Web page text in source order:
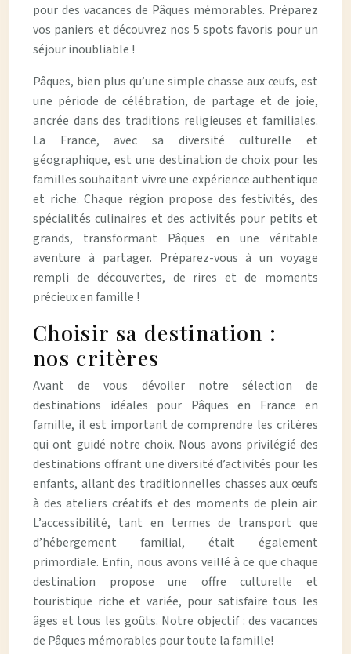
pour des vacances de Pâques mémorables. Préparez
vos paniers et découvrez nos 5 spots favoris pour un
séjour inoubliable !
Pâques, bien plus qu’une simple chasse aux œufs, est
une période de célébration, de partage et de joie,
ancrée dans des traditions religieuses et familiales.
La France, avec sa diversité culturelle et
géographique, est une destination de choix pour les
familles souhaitant vivre une expérience authentique
et riche. Chaque région propose des festivités, des
spécialités culinaires et des activités pour petits et
grands, transformant Pâques en une véritable
aventure à partager. Préparez-vous à un voyage
rempli de découvertes, de rires et de moments
précieux en famille !
Choisir sa destination :
nos critères
Avant de vous dévoiler notre sélection de
destinations idéales pour Pâques en France en
famille, il est important de comprendre les critères
qui ont guidé notre choix. Nous avons privilégié des
destinations offrant une diversité d’activités pour les
enfants, allant des traditionnelles chasses aux œufs
à des ateliers créatifs et des moments de plein air.
L’accessibilité, tant en termes de transport que
d’hébergement familial, était également
primordiale. Enfin, nous avons veillé à ce que chaque
destination propose une offre culturelle et
touristique riche et variée, pour satisfaire tous les
âges et tous les goûts. Notre objectif : des vacances
de Pâques mémorables pour toute la famille!